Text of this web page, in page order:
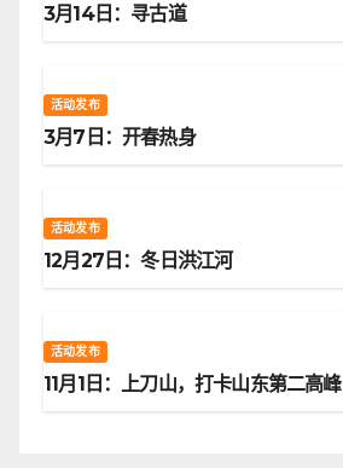
3月14日：寻古道
活动发布
3月7日：开春热身
活动发布
12月27日：冬日洪江河
活动发布
11月1日：上刀山，打卡山东第二高峰